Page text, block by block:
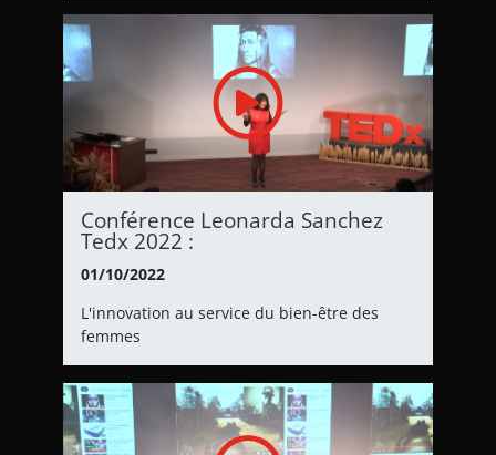
Conférence Leonarda Sanchez
Tedx 2022 :
01/10/2022
L'innovation au service du bien-être des
femmes